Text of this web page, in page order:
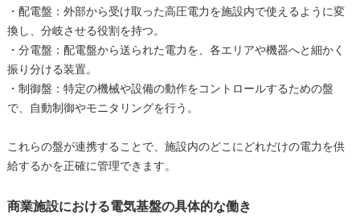
・配電盤：外部から受け取った高圧電力を施設内で使えるように変
換し、分岐させる役割を持つ。
・分電盤：配電盤から送られた電力を、各エリアや機器へと細かく
振り分ける装置。
・制御盤：特定の機械や設備の動作をコントロールするための盤
で、自動制御やモニタリングを行う。
これらの盤が連携することで、施設内のどこにどれだけの電力を供
給するかを正確に管理できます。
商業施設における電気基盤の具体的な働き